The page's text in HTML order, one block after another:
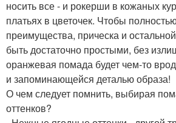
носить все - и рокерши в кожаных
платьях в цветочек. Чтобы
преимущества, прическа и
быть достаточно простыми, без
оранжевая помада будет чем-то
и запоминающейся деталью образа!
О чем следует помнить, выбирая
оттенков?